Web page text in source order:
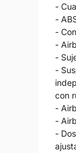
-
-
-
-
-
-
con
-
-
-